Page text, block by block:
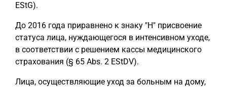
EStG).
До 2016 года приравнено к знаку "H" присвоение
статуса лица, нуждающегося в интенсивном уходе,
в соответствии с решением кассы медицинского
страхования (§ 65 Abs. 2 EStDV).
Лица, осуществляющие уход за больным на дому,